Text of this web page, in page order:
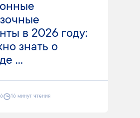
в 2026 году:
знать о
...
16 минут чтения